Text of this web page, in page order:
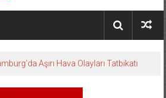
Aşırı Hava Olayları Tatbikatı